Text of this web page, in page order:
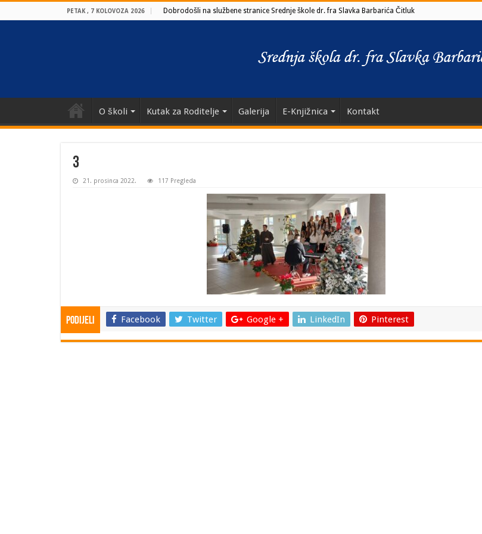
PETAK , 7 KOLOVOZA 2026 Dobrodošli na službene stranice Srednje škole dr. fra Slavka Barbarića Čitluk
O školi Kutak za Roditelje Galerija E-Knjižnica Kontakt
3
21. prosinca 2022. 117 Pregleda
Podijeli Facebook Twitter Google + LinkedIn Pinterest